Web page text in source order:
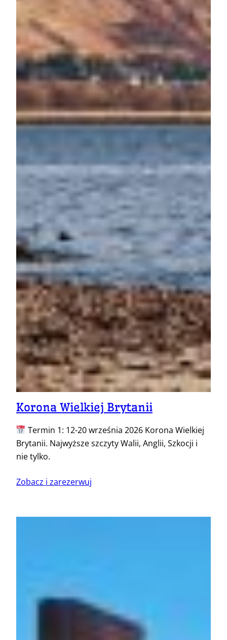
Korona Wielkiej Brytanii
Termin 1: 12-20 września 2026 Korona Wielkiej
Brytanii. Najwyższe szczyty Walii, Anglii, Szkocji i
nie tylko.
Zobacz i zarezerwuj